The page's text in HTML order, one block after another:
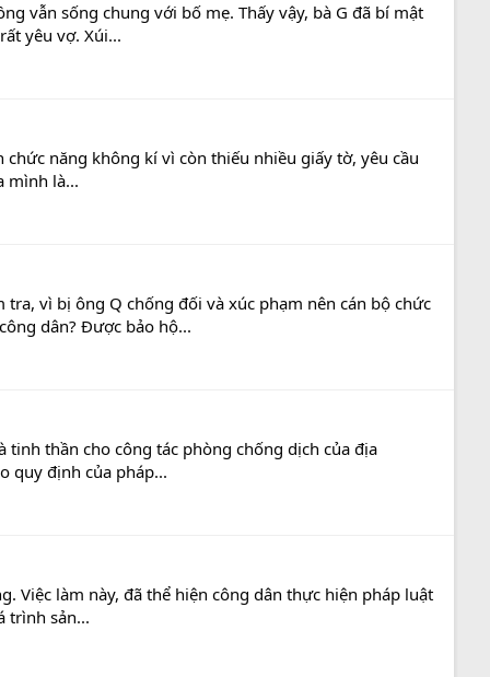
vẫn sống chung với bố mẹ. Thấy vậy, bà G đã bí mật
yêu vợ. Xúi...
chức năng không kí vì còn thiếu nhiều giấy tờ, yêu cầu
mình là...
vì bị ông Q chống đối và xúc phạm nên cán bộ chức
dân? Được bảo hộ...
tinh thần cho công tác phòng chống dịch của địa
quy định của pháp...
Việc làm này, đã thể hiện công dân thực hiện pháp luật
trình sản...